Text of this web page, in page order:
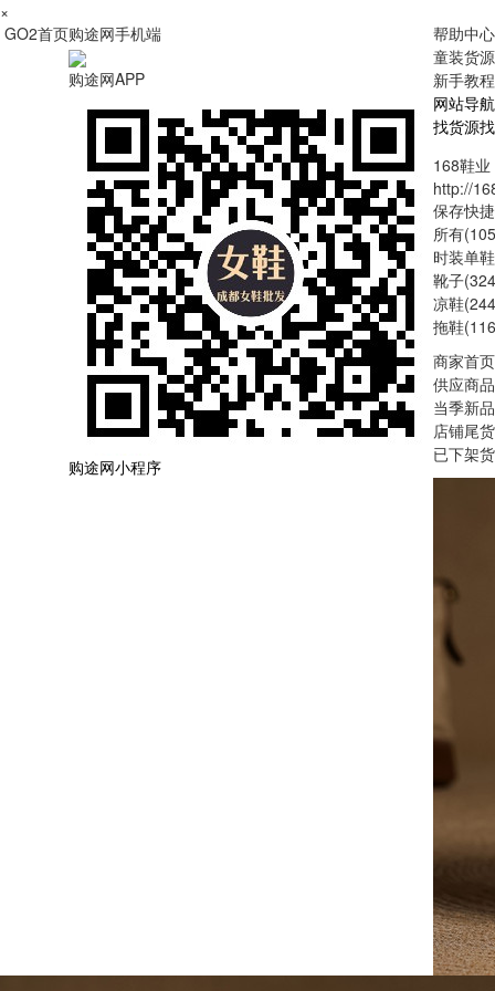
×
GO2首页购途网手机端
购途网APP
购途网小程序
帮助中心
童装货源
新手教程
网站导航
找货源
168鞋业
http://
保存快
商家首页
供应商品
当季新品
店铺尾货
已下架
所有
时装单
靴子
凉鞋
拖鞋